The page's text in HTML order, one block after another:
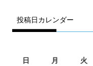
投稿日カレンダー
日 月 火